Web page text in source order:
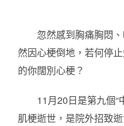
忽然感到胸痛胸悶
然因心梗倒地，若何停
的你闊別心梗？
11月20日是第九個“
肌梗逝世，是院外招致